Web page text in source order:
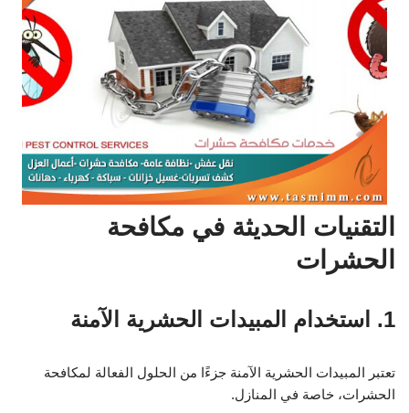
التقنيات الحديثة في مكافحة
الحشرات
1. استخدام المبيدات الحشرية الآمنة
تعتبر المبيدات الحشرية الآمنة جزءًا من الحلول الفعالة لمكافحة
الحشرات، خاصة في المنازل.